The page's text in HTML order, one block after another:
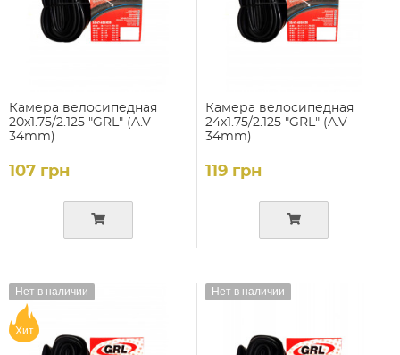
Камера велосипедная
20x1.75/2.125 "GRL" (A.V
34mm)
107 грн
Камера велосипедная
24x1.75/2.125 "GRL" (A.V
34mm)
119 грн
Нет в наличии
Хит
Нет в наличии